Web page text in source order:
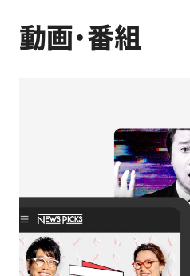
動画・番組